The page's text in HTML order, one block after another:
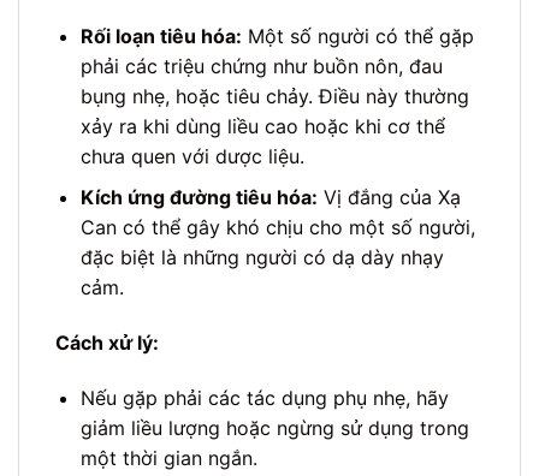
Rối loạn tiêu hóa: Một số người có thể gặp
phải các triệu chứng như buồn nôn, đau
bụng nhẹ, hoặc tiêu chảy. Điều này thường
xảy ra khi dùng liều cao hoặc khi cơ thể
chưa quen với dược liệu.
Kích ứng đường tiêu hóa: Vị đắng của Xạ
Can có thể gây khó chịu cho một số người,
đặc biệt là những người có dạ dày nhạy
cảm.
Cách xử lý:
Nếu gặp phải các tác dụng phụ nhẹ, hãy
giảm liều lượng hoặc ngừng sử dụng trong
một thời gian ngắn.